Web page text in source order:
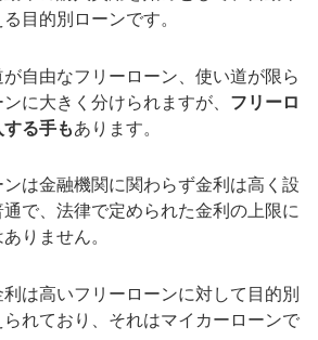
目的別ローンです。
自由なフリーローン、使い道が限ら
に大きく分けられますが、 フリーロ
る手もあります。
は金融機関に関わらず金利は高く設
で、法律で定められた金利の上限に
りません。
は高いフリーローンに対して目的別
れており、それはマイカーローンで